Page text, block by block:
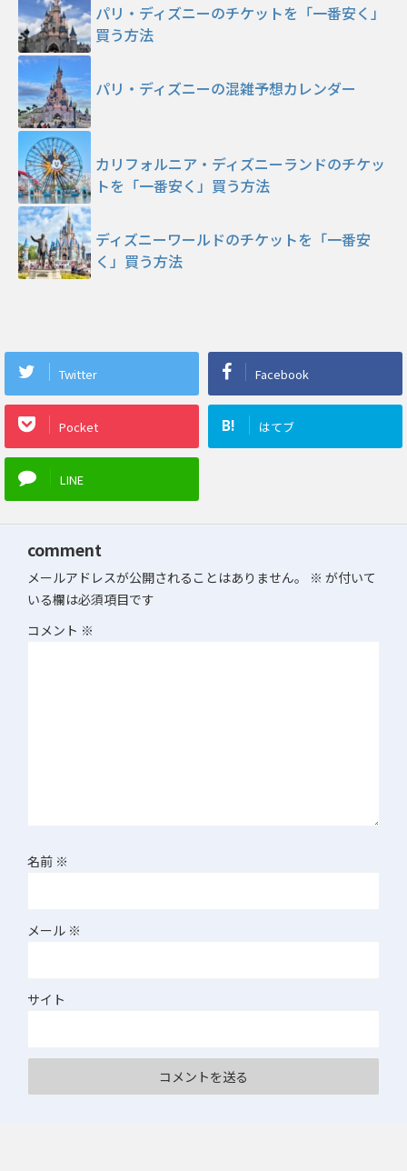
パリ・ディズニーのチケットを「一番安く」
買う方法
パリ・ディズニーの混雑予想カレンダー
カリフォルニア・ディズニーランドのチケッ
トを「一番安く」買う方法
ディズニーワールドのチケットを「一番安
く」買う方法
Twitter Facebook
Pocket B! はてブ
LINE
comment
メールアドレスが公開されることはありません。 ※ が付いて
いる欄は必須項目です
コメント ※
名前 ※
メール ※
サイト